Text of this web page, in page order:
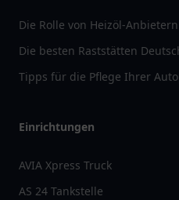
Die Rolle von Heizöl-
Die besten Raststätten
Tipps für die Pflege Ihrer
Einrichtungen
AVIA Xpress Truck
AS 24 Tankstelle